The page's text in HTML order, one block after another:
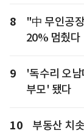
8
"中 무인공
20% 멈췄다
9
'독수리 오
부모' 됐다
10 부동산 치